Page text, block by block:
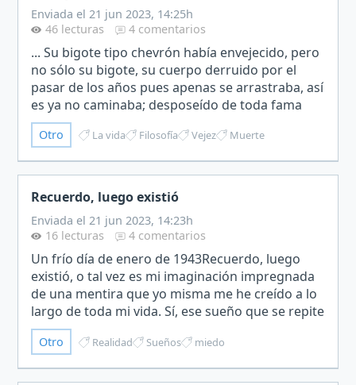
Enviada el 21 jun 2023, 14:25h
46 lecturas
4 comentarios
... Su bigote tipo chevrón había envejecido, pero
no sólo su bigote, su cuerpo derruido por el
pasar de los años pues apenas se arrastraba, así
es ya no caminaba; desposeído de toda fama
apenas atisbaba las noticias. Si al parecer por fin
una…
Otro La vida Filosofía Vejez Muerte
Recuerdo, luego existió
Enviada el 21 jun 2023, 14:23h
16 lecturas
4 comentarios
Un frío día de enero de 1943Recuerdo, luego
existió, o tal vez es mi imaginación impregnada
de una mentira que yo misma me he creído a lo
largo de toda mi vida. Sí, ese sueño que se repite
cada noche donde yo sucumbo a sus encantos
en aquella…
Otro Realidad Sueños miedo